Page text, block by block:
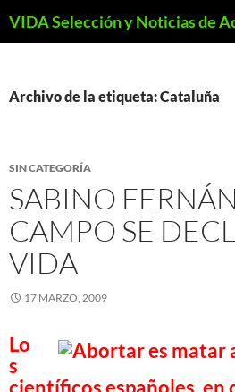
VIDA Selección y Noticias de
Archivo de la etiqueta: Cataluña
SIN CATEGORÍA
SABINO
CAMPO SE
VIDA
17 MARZO, 2009
Lo
s
científicos españoles,